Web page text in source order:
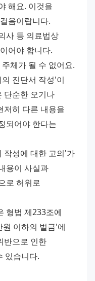
해요. 이것을
음이랍니다.
사 등 의료법상
어야 합니다.
체가 될 수 없어요.
진단서 작성'이
단순한 오기나
저히 다른 내용을
되어야 한다는
작성에 대한 고의'가
용이 사실과
로 허위로
형법 제233조에
이하의 벌금'에
반으로 인한
있습니다.